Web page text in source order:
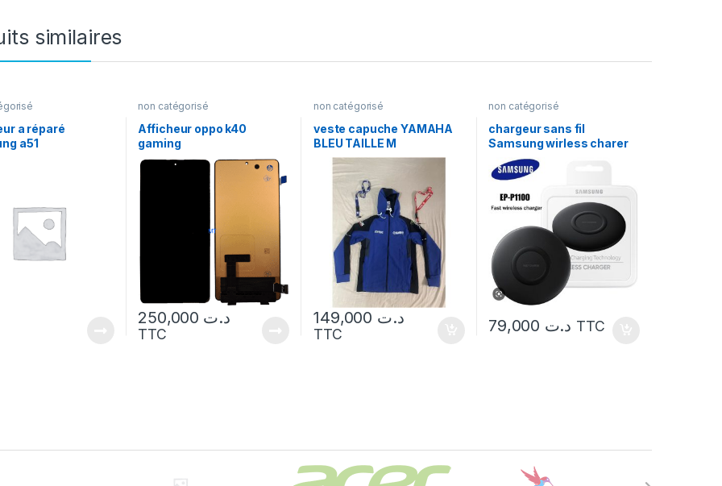
similaires
a réparé
a51
non catégorisé
Afficheur oppo k40
gaming
د.ت
TTC
non catégorisé
veste capuche YAMAHA
BLEU TAILLE M
د.ت
TTC
non catégorisé
chargeur sans fil
Samsung wirless charer
د.ت TTC